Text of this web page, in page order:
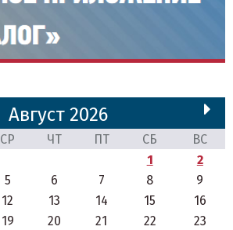
Август 2026
СР ЧТ ПТ СБ
ВС
1
2
5 6 7 8
9
12 13 14 15
16
19 20 21 22
23